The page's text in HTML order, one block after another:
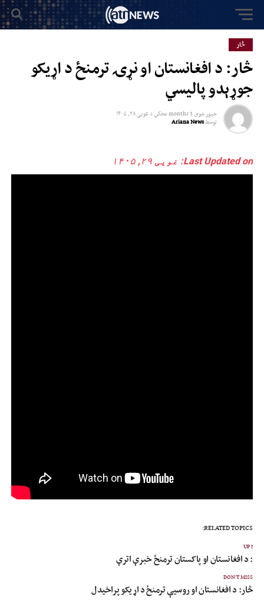
څار
څار: د افغانستان او نړۍ ترمنځ د اړیکو
جوړېدو پالیسي
خپور شوی3 months مخکي دغویی ۲۸, ۱۴۰۵
توسطAriana News
Last Updated on: غویی ۲۹, ۱۴۰۵
RELATED TOPICS:
UP
د افغانستان او پاکستان ترمنځ خبرې اترې
DON'T MISS
څار: د افغانستان او روسیې ترمنځ د اړیکو پراخیدل